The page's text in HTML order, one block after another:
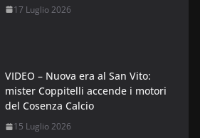
17 Luglio 2026
VIDEO – Nuova era al San Vito:
mister Coppitelli accende i motori
del Cosenza Calcio
15 Luglio 2026